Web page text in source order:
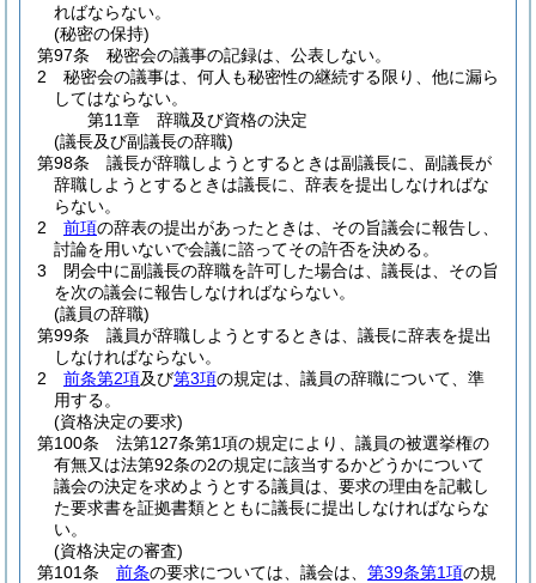
ればならない。
(秘密の保持)
第97条
秘密会の議事の記録は、公表しない。
2
秘密会の議事は、何人も秘密性の継続する限り、他に漏ら
してはならない。
第11章
辞職及び資格の決定
(議長及び副議長の辞職)
第98条
議長が辞職しようとするときは副議長に、副議長が
辞職しようとするときは議長に、辞表を提出しなければな
らない。
2
前項の辞表の提出があったときは、その旨議会に報告し、
討論を用いないで会議に諮ってその許否を決める。
3
閉会中に副議長の辞職を許可した場合は、議長は、その旨
を次の議会に報告しなければならない。
(議員の辞職)
第99条
議員が辞職しようとするときは、議長に辞表を提出
しなければならない。
2
前条第2項及び第3項の規定は、議員の辞職について、準
用する。
(資格決定の要求)
第100条
法第127条第1項の規定により、議員の被選挙権の
有無又は法第92条の2の規定に該当するかどうかについて
議会の決定を求めようとする議員は、要求の理由を記載し
た要求書を証拠書類とともに議長に提出しなければならな
い。
(資格決定の審査)
第101条
前条の要求については、議会は、 第39条第1項の規